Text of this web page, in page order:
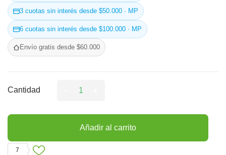
3 cuotas sin interés desde $50.000 · MP
6 cuotas sin interés desde $100.000 · MP
Envío gratis desde $60.000
Cantidad
Añadir al carrito
7